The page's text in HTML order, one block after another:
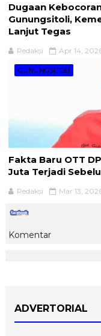
Dugaan
Gunungsitoli,
Lanjut Tegas
Redaksi Apr 14,
GUNUNGSITOLI
Fakta Baru OTT
Juta Terjadi
Redaksi Mar 13,
Komentar
ADVERTORIAL